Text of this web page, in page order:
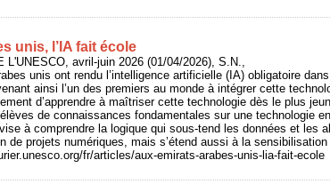
unis, l’IA fait école
L'UNESCO, avril-juin 2026 (01/04/2026), S.N.,
unis ont rendu l’intelligence artificielle (IA) obligatoire
ainsi l’un des premiers au monde à intégrer cette
d’apprendre à maîtriser cette technologie dès le plus
de connaissances fondamentales sur une technologie
vise à comprendre la logique qui sous-tend les données et les
de projets numériques, mais s’étend aussi à la
fr/articles/aux-emirats-arabes-unis-lia-fait-ecole